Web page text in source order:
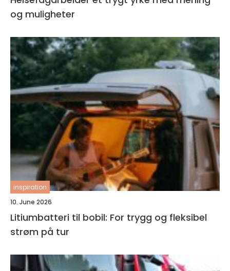
og muligheter
inspiration
10. June 2026
Litiumbatteri til bobil: For trygg og fleksibel
strøm på tur